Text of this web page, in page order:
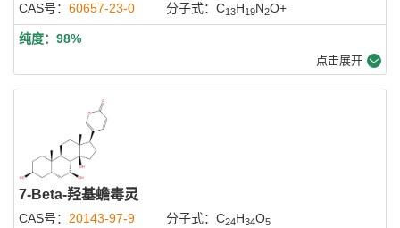
CAS号： 60657-23-0 分子式：C13H19N2O+
纯度：98%
点击展开
7-Beta-羟基蟾毒灵
CAS号： 20143-97-9 分子式：C24H34O5